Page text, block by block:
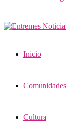
Inicio
Comunidades
Cultura